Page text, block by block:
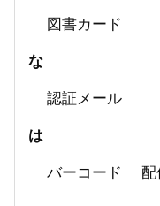
図書カード
な
認証メール
は
バーコード 配